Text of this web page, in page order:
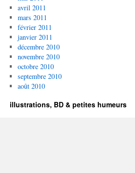
avril 2011
mars 2011
février 2011
janvier 2011
décembre 2010
novembre 2010
octobre 2010
septembre 2010
août 2010
illustrations, BD & petites humeurs